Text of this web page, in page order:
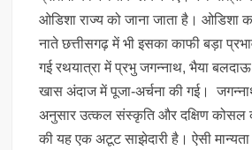
ओडिशा राज्य को जाना जाता है। ओडिशा
नाते छत्तीसगढ़ में भी इसका काफी बड़ा
गई रथयात्रा में प्रभु जगन्नाथ, भैया
खास अंदाज में पूजा-अर्चना की गई।
अनुसार उत्कल संस्कृति और दक्षिण कोसल
की यह एक अटूट साझेदारी है। ऐसी